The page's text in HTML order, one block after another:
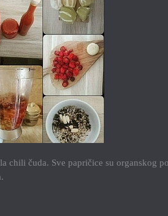
chili čuda. Sve papričice su organskog